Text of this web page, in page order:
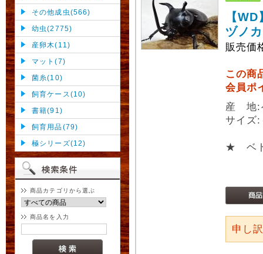
その他成虫(566)
幼虫(2775)
産卵木(11)
マット(7)
菌糸(10)
飼育ケース(10)
書籍(91)
飼育用品(79)
極シリーズ(12)
商品カテゴリから選ぶ
商品名を入力
【
ヅノ
販売価
この商
会員ポ
産 地:
サイ
★ ベト
申し